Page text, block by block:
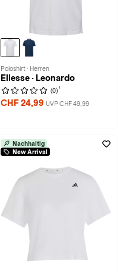
Poloshirt · Herren
Ellesse · Leonardo
(0) 1
CHF 24,99 UVP CHF 49,99
Nachhaltig
New Arrival